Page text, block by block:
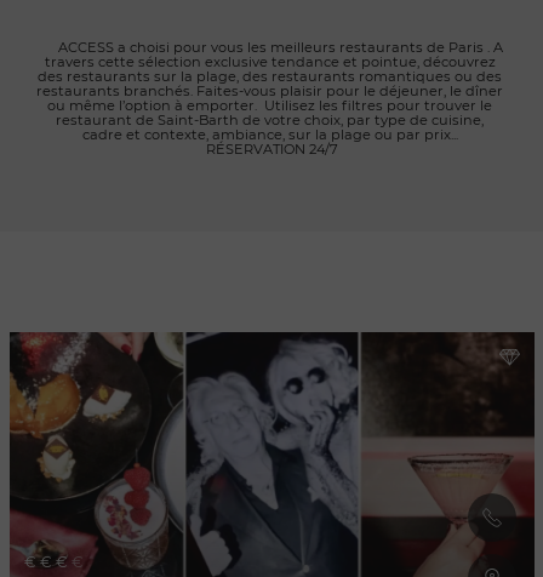
travers cette sélection exclusive tendance et pointue, découvrez
des restaurants sur la plage, des restaurants romantiques ou des
restaurants branchés. Faites-vous plaisir pour le déjeuner, le dîner
ou même l’option à emporter.  Utilisez les filtres pour trouver le
restaurant de Saint-Barth de votre choix, par type de cuisine,
cadre et contexte, ambiance, sur la plage ou par prix...
RÉSERVATION 24/7
€ € € €